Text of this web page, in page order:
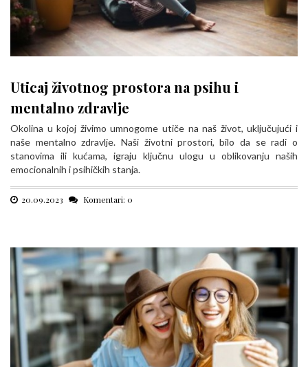
Uticaj životnog prostora na psihu i
mentalno zdravlje
Okolina u kojoj živimo umnogome utiče na naš život, uključujući i
naše mentalno zdravlje. Naši životni prostori, bilo da se radi o
stanovima ili kućama, igraju ključnu ulogu u oblikovanju naših
emocionalnih i psihičkih stanja.
20.09.2023 Komentari: 0